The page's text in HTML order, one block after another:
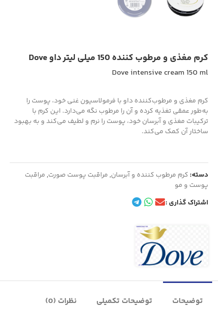
کرم مغذی و مرطوب کننده 150 میلی لیتر داو Dove
Dove intensive cream 150 ml
کرم مغذی و مرطوب‌کننده داو با فرمولاسیون غنی خود، پوست را
به‌طور عمقی تغذیه کرده و آن را مرطوب نگه می‌دارد. این کرم با
ترکیبات مغذی و آبرسان خود، پوست را نرم و لطیف می‌کند و به بهبود
ساختار آن کمک می‌کند.
دسته: کرم مرطوب کننده و آبرسان,مراقبت پوست صورت,مراقبت
پوست و مو
اشتراک گذاری :
توضیحات توضیحات تکمیلی نظرات (0)